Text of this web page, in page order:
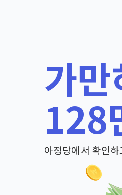
가
128
아정당에서 확인